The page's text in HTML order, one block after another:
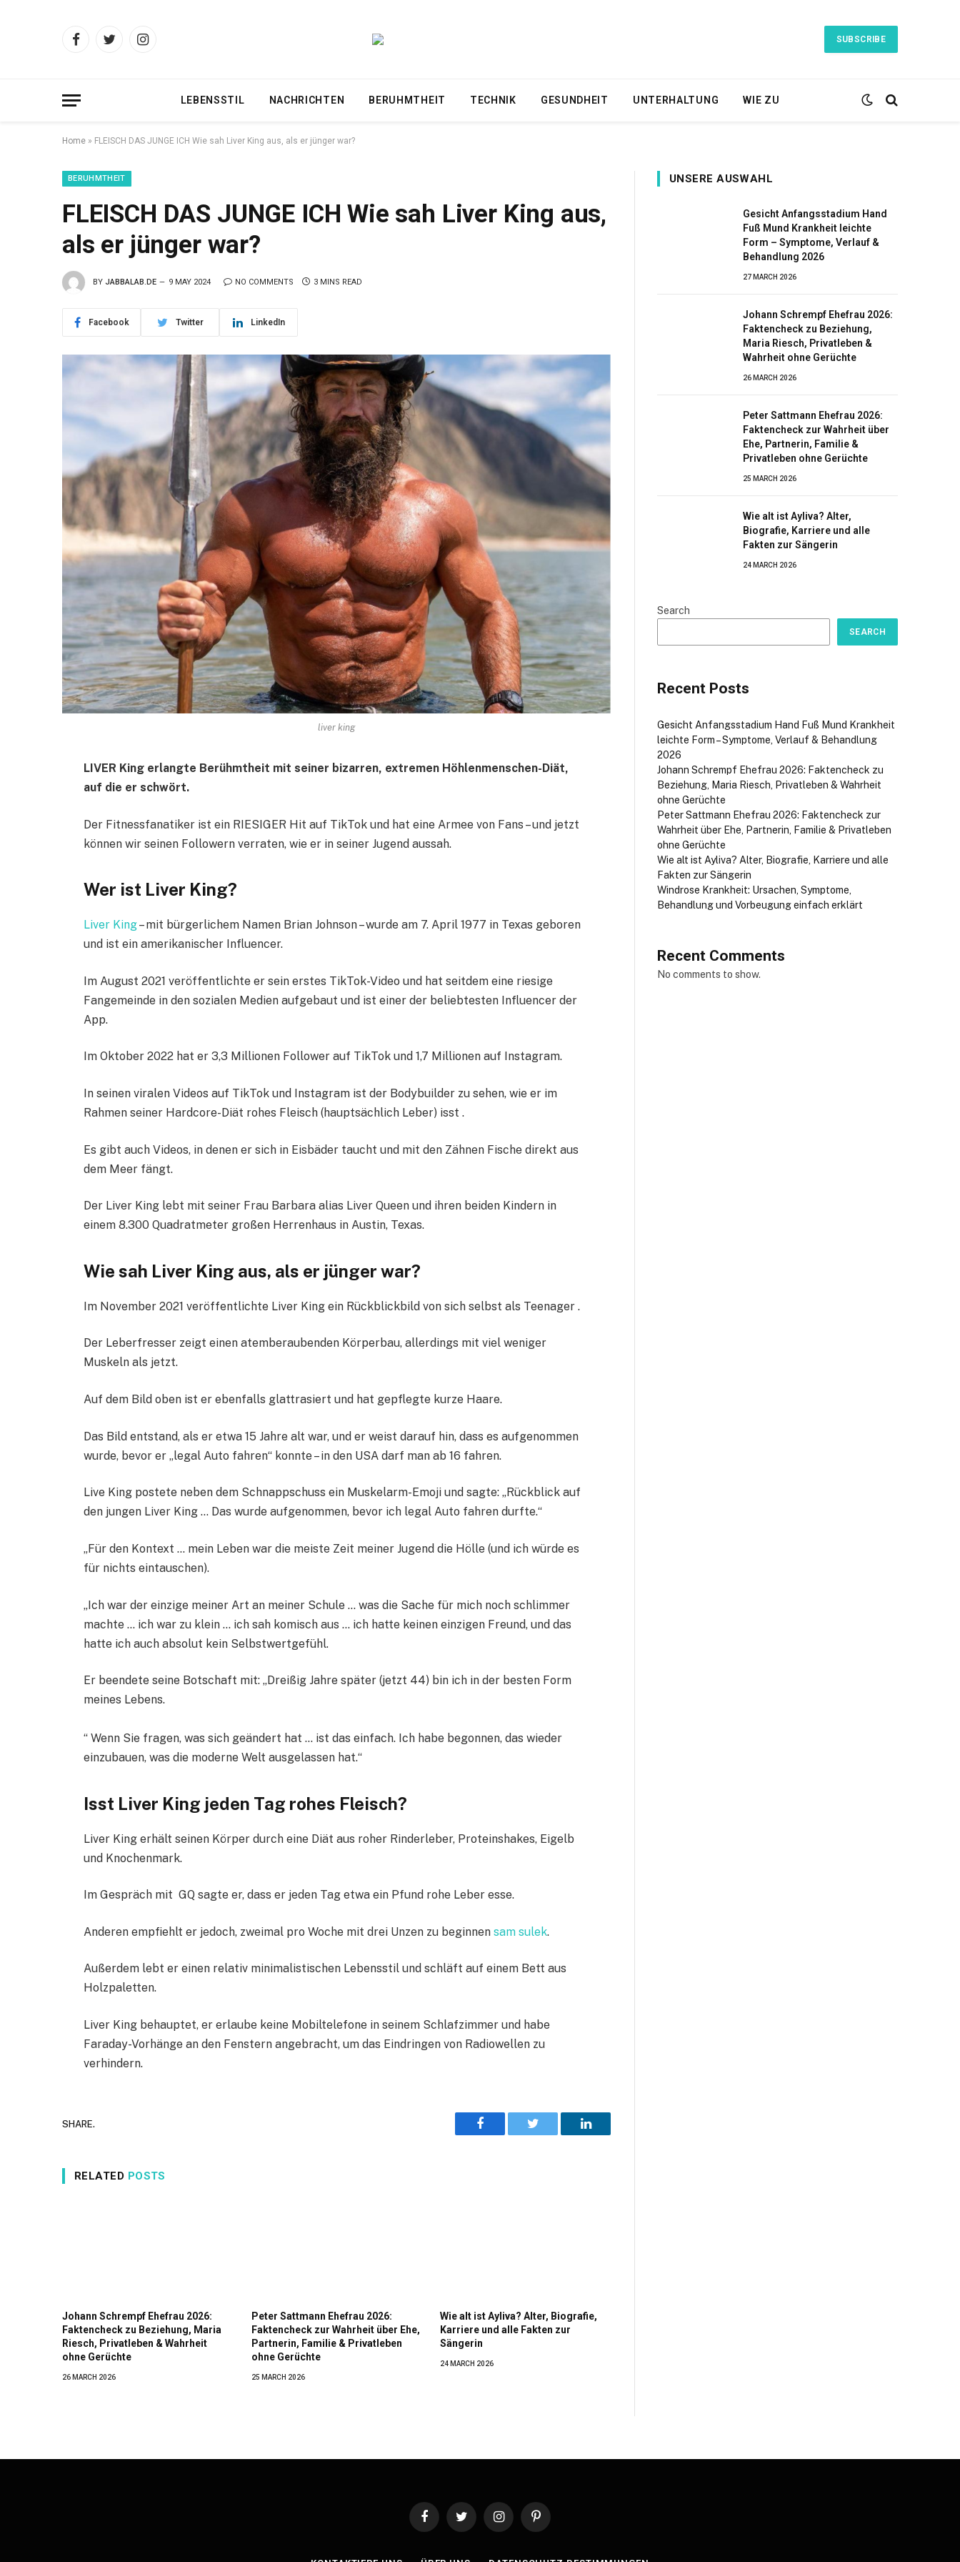
FacebookTwitterInstagram
SUBSCRIBE
LEBENSSTIL NACHRICHTEN BERUHMTHEIT TECHNIK GESUNDHEIT UNTERHALTUNG WIE ZU
Home » FLEISCH DAS JUNGE ICH Wie sah Liver King aus, als er jünger war?
BERUHMTHEIT
FLEISCH DAS JUNGE ICH Wie sah Liver King aus,
als er jünger war?
BY JABBALAB.DE 9 MAY 2024 NO COMMENTS 3 MINS READ
Facebook Twitter LinkedIn
liver king
LIVER King erlangte Berühmtheit mit seiner bizarren, extremen Höhlenmenschen-Diät,
auf die er schwört.
Der Fitnessfanatiker ist ein RIESIGER Hit auf TikTok und hat eine Armee von Fans – und jetzt
können wir seinen Followern verraten, wie er in seiner Jugend aussah.
Wer ist Liver King?
Liver King– mit bürgerlichem Namen Brian Johnson – wurde am 7. April 1977 in Texas geboren
und ist ein amerikanischer Influencer.
Im August 2021 veröffentlichte er sein erstes TikTok-Video und hat seitdem eine riesige
Fangemeinde in den sozialen Medien aufgebaut und ist einer der beliebtesten Influencer der
App.
Im Oktober 2022 hat er 3,3 Millionen Follower auf TikTok und 1,7 Millionen auf Instagram.
In seinen viralen Videos auf TikTok und Instagram ist der Bodybuilder zu sehen, wie er im
Rahmen seiner Hardcore-Diät rohes Fleisch (hauptsächlich Leber) isst .
Es gibt auch Videos, in denen er sich in Eisbäder taucht und mit den Zähnen Fische direkt aus
dem Meer fängt.
Der Liver King lebt mit seiner Frau Barbara alias Liver Queen und ihren beiden Kindern in
einem 8.300 Quadratmeter großen Herrenhaus in Austin, Texas.
Wie sah Liver King aus, als er jünger war?
Im November 2021 veröffentlichte Liver King ein Rückblickbild von sich selbst als Teenager .
Der Leberfresser zeigt einen atemberaubenden Körperbau, allerdings mit viel weniger
Muskeln als jetzt.
Auf dem Bild oben ist er ebenfalls glattrasiert und hat gepflegte kurze Haare.
Das Bild entstand, als er etwa 15 Jahre alt war, und er weist darauf hin, dass es aufgenommen
wurde, bevor er „legal Auto fahren“ konnte – in den USA darf man ab 16 fahren.
Live King postete neben dem Schnappschuss ein Muskelarm-Emoji und sagte: „Rückblick auf
den jungen Liver King … Das wurde aufgenommen, bevor ich legal Auto fahren durfte.“
„Für den Kontext … mein Leben war die meiste Zeit meiner Jugend die Hölle (und ich würde es
für nichts eintauschen).
„Ich war der einzige meiner Art an meiner Schule … was die Sache für mich noch schlimmer
machte … ich war zu klein … ich sah komisch aus … ich hatte keinen einzigen Freund, und das
hatte ich auch absolut kein Selbstwertgefühl.
Er beendete seine Botschaft mit: „Dreißig Jahre später (jetzt 44) bin ich in der besten Form
meines Lebens.
“ Wenn Sie fragen, was sich geändert hat … ist das einfach. Ich habe begonnen, das wieder
einzubauen, was die moderne Welt ausgelassen hat.“
Isst Liver King jeden Tag rohes Fleisch?
Liver King erhält seinen Körper durch eine Diät aus roher Rinderleber, Proteinshakes, Eigelb
und Knochenmark.
Im Gespräch mit GQ sagte er, dass er jeden Tag etwa ein Pfund rohe Leber esse.
Anderen empfiehlt er jedoch, zweimal pro Woche mit drei Unzen zu beginnensam sulek.
Außerdem lebt er einen relativ minimalistischen Lebensstil und schläft auf einem Bett aus
Holzpaletten.
Liver King behauptet, er erlaube keine Mobiltelefone in seinem Schlafzimmer und habe
Faraday-Vorhänge an den Fenstern angebracht, um das Eindringen von Radiowellen zu
verhindern.
SHARE.
Facebook Twitter LinkedIn
RELATED POSTS
Johann Schrempf Ehefrau 2026:
Faktencheck zu Beziehung, Maria
Riesch, Privatleben & Wahrheit
ohne Gerüchte
26 MARCH 2026
Peter Sattmann Ehefrau 2026:
Faktencheck zur Wahrheit über Ehe,
Partnerin, Familie & Privatleben
ohne Gerüchte
25 MARCH 2026
Wie alt ist Ayliva? Alter, Biografie,
Karriere und alle Fakten zur
Sängerin
24 MARCH 2026
UNSERE AUSWAHL
Gesicht Anfangsstadium Hand
Fuß Mund Krankheit leichte
Form – Symptome, Verlauf &
Behandlung 2026
27 MARCH 2026
Johann Schrempf Ehefrau 2026:
Faktencheck zu Beziehung,
Maria Riesch, Privatleben &
Wahrheit ohne Gerüchte
26 MARCH 2026
Peter Sattmann Ehefrau 2026:
Faktencheck zur Wahrheit über
Ehe, Partnerin, Familie &
Privatleben ohne Gerüchte
25 MARCH 2026
Wie alt ist Ayliva? Alter,
Biografie, Karriere und alle
Fakten zur Sängerin
24 MARCH 2026
Search
SEARCH
Recent Posts
Gesicht Anfangsstadium Hand Fuß Mund Krankheit
leichte Form – Symptome, Verlauf & Behandlung
2026
Johann Schrempf Ehefrau 2026: Faktencheck zu
Beziehung, Maria Riesch, Privatleben & Wahrheit
ohne Gerüchte
Peter Sattmann Ehefrau 2026: Faktencheck zur
Wahrheit über Ehe, Partnerin, Familie & Privatleben
ohne Gerüchte
Wie alt ist Ayliva? Alter, Biografie, Karriere und alle
Fakten zur Sängerin
Windrose Krankheit: Ursachen, Symptome,
Behandlung und Vorbeugung einfach erklärt
Recent Comments
No comments to show.
FacebookTwitter InstagramPinterest